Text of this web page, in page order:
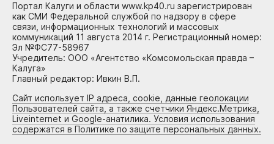
Портал Калуги и области www.kp40.ru зарегистрирован
как СМИ Федеральной службой по надзору в сфере
связи, информационных технологий и массовых
коммуникаций 11 августа 2014 г. Регистрационный номер:
Эл №ФС77-58967
Учредитель: ООО «Агентство «Комсомольская правда –
Калуга»
Главный редактор: Ивкин В.П.
Сайт использует IP адреса, cookie, данные геолокации
Пользователей сайта, а также счетчики Яндекс.Метрика,
Liveinternet и Google-анатилика. Условия использования
содержатся в Политике по защите персональных данных.